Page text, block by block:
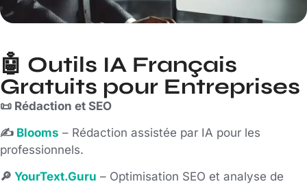
🤖 Outils IA Français
Gratuits pour Entreprises
📜 Rédaction et SEO
✍️ Blooms – Rédaction assistée par IA pour les
professionnels.
🔎 YourText.Guru – Optimisation SEO et analyse de